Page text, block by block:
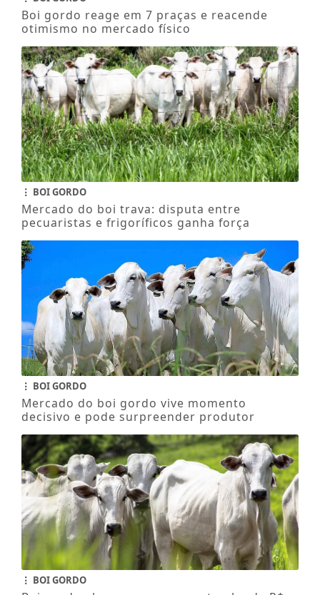
Boi gordo reage em 7 praças e reacende
otimismo no mercado físico
BOI GORDO
Mercado do boi trava: disputa entre
pecuaristas e frigoríficos ganha força
BOI GORDO
Mercado do boi gordo vive momento
decisivo e pode surpreender produtor
BOI GORDO
Boi gordo abre a semana com tombo de R$